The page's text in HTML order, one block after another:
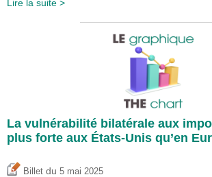
Lire la suite >
La vulnérabilité bilatérale aux
plus forte aux États-Unis qu’en
Billet du 5 mai 2025